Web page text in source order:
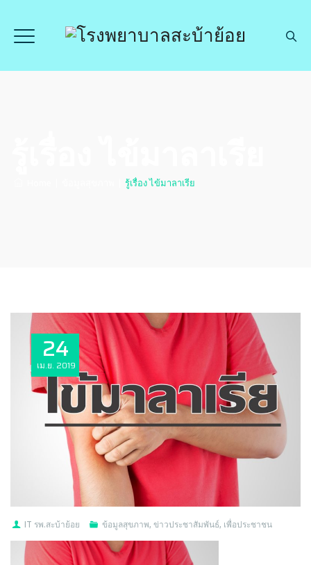
รู้เรื่อง ไข้มาลาเรีย
24
เม.ย. 2019
IT รพ.สะบ้าย้อย ข้อมูลสุขภาพ, ข่าวประชาสัมพันธ์, เพื่อประชาชน